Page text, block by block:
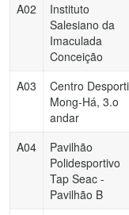
A02
Instituto
Salesiano da
Imaculada
Conceição
A03
Centro
Mong-Há, 3.o
andar
A04
Pavilhão
Polidesportivo
Tap Seac -
Pavilhão B